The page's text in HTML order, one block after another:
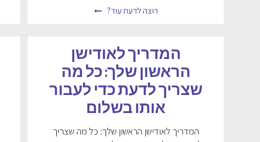
רוצה לדעת עוד?
המדריך לאודישן
הראשון שלך: כל מה
שצריך לדעת כדי לעבור
אותו בשלום
המדריך לאודישן הראשון שלך: כל מה שצריך